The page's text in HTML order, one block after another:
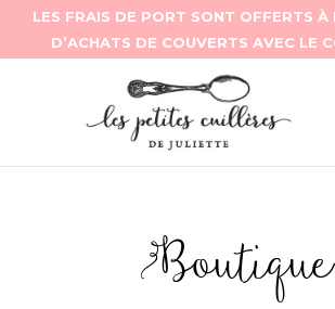
Boutique